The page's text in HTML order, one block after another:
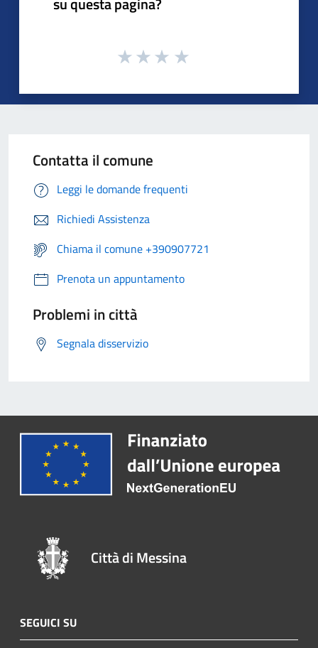
Contatta il comune
Leggi le domande frequenti
Richiedi Assistenza
Chiama il comune +390907721
Prenota un appuntamento
Problemi in città
Segnala disservizio
Città di Messina
SEGUICI SU